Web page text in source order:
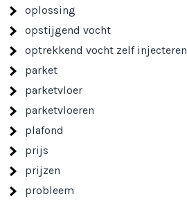
oplossing
opstijgend vocht
optrekkend vocht zelf injecteren
parket
parketvloer
parketvloeren
plafond
prijs
prijzen
probleem